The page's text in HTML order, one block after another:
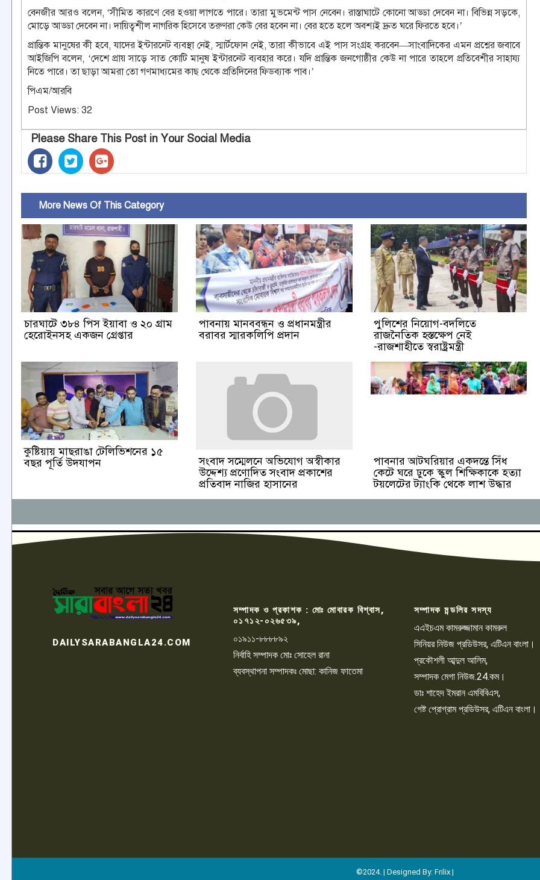
বেনজীর আরও বলেন, ‘সীমিত কারণে বের হওয়া লাগতে পারে। তারা মুভমেন্ট পাস নেবেন। রাস্তাঘাটে কোনো আড্ডা দেবেন না। বিভিন্ন সড়কে,
মোড়ে আড্ডা দেবেন না। দায়িত্বশীল নাগরিক হিসেবে তরুণরা কেউ বের হবেন না। বের হতে হলে অবশ্যই দ্রুত ঘরে ফিরতে হবে।’
প্রান্তিক মানুষের কী হবে, যাদের ইন্টারনেট ব্যবস্থা নেই, স্মার্টফোন নেই, তারা কীভাবে এই পাস সংগ্রহ করবেন—সাংবাদিকের এমন প্রশ্নের জবাবে
আইজিপি বলেন, ‘দেশে প্রায় সাড়ে সাত কোটি মানুষ ইন্টারনেট ব্যবহার করে। যদি প্রান্তিক জনগোষ্ঠীর কেউ না পারে তাহলে প্রতিবেশীর সাহায্য
নিতে পারে। তা ছাড়া আমরা তো গণমাধ্যমের কাছ থেকে প্রতিদিনের ফিডব্যাক পাব।’
পিএম/আরবি
Post Views: 32
Please Share This Post in Your Social Media
More News Of This Category
চারঘাটে ৩৮৪ পিস ইয়াবা ও ২০ গ্রাম
হেরোইনসহ একজন গ্রেপ্তার
পাবনায় মানববন্ধন ও প্রধানমন্ত্রীর
বরাবর স্মারকলিপি প্রদান
পুলিশের নিয়োগ-বদলিতে
রাজনৈতিক হস্তক্ষেপ নেই
-রাজশাহীতে স্বরাষ্ট্রমন্ত্রী
কুষ্টিয়ায় মাছরাঙা টেলিভিশনের ১৫
বছর পূর্তি উদযাপন
সংবাদ সম্মেলনে অভিযোগ অস্বীকার
উদ্দেশ্য প্রণোদিত সংবাদ প্রকাশের
প্রতিবাদ নাজির হাসানের
পাবনার আটঘরিয়ার একদন্তে সিঁধ
কেটে ঘরে ঢুকে স্কুল শিক্ষিকাকে হত্যা
টয়লেটের ট্যাংকি থেকে লাশ উদ্ধার
DAILYSARABANGLA24.COM
সম্পাদক ও প্রকাশক : মোঃ মোবারক বিশ্বাস,
০১৭১২-০২৬৫৩৯,
০১৯১১-৮৮৮৮৯২
নির্বাহি সম্পাদক মোঃ সোহেল রানা
ব্যবস্থাপনা সম্পাদকঃ মোছা: কানিজ ফাতেমা
সম্পাদক মন্ডলির সদস্য
এএইচএম কামরুজ্জামান কামরুল
সিনিয়র নিউজ প্রডিউসর, এটিএন বাংলা।
প্রকৌশলী আব্দুল আলিম,
সম্পাদক মেগা নিউজ.24.কম।
ডাঃ শাহেদ ইমরান এমবিবিএস,
গেষ্ট প্রোগ্রাম প্রডিউসর, এটিএন বাংলা।
©2024. | Designed By: Frilix |